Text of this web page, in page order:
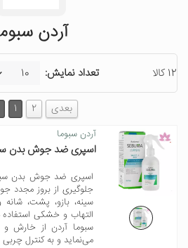
آردن
12 کالا تعداد نمایش:
1 2 بعدی
آردن سبوما
اسپری ضد جوش بدن سبوما آردن
اسپری ضد جوش بدن
جلوگیری از بروز مجدد
سینه، بازو، پشت،
التهاب و خشکی
سبوما آردن از خارش
می‌نماید و به کنترل